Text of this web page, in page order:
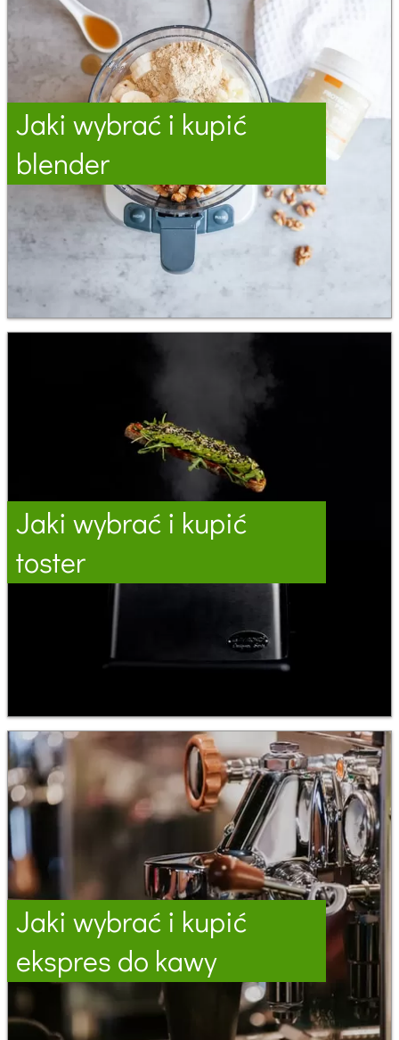
Jaki wybrać i kupić
blender
Jaki wybrać i kupić
toster
Jaki wybrać i kupić
ekspres do kawy